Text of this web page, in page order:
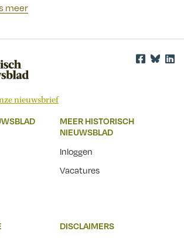
meer
nieuwsbrief
MEER HISTORISCH
NIEUWSBLAD
Inloggen
Vacatures
DISCLAIMERS